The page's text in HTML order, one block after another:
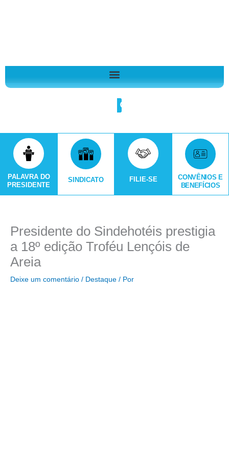
Search
PALAVRA DO
PRESIDENTE
SINDICATO FILIE-SE
CONVÊNIOS E
BENEFÍCIOS
Presidente do Sindehotéis prestigia
a 18º edição Troféu Lençóis de
Areia
Deixe um comentário / Destaque / Por
o